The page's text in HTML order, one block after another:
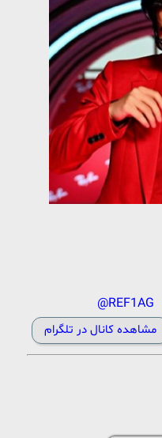
@REF1AG
مشاهده کانال در تلگرام